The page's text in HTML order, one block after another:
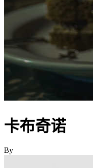
卡布奇诺
By